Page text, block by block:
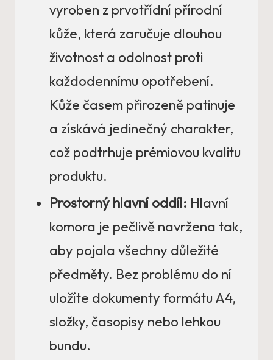
vyroben z prvotřídní přírodní
kůže, která zaručuje dlouhou
životnost a odolnost proti
každodennímu opotřebení.
Kůže časem přirozeně patinuje
a získává jedinečný charakter,
což podtrhuje prémiovou kvalitu
produktu.
Prostorný hlavní oddíl: Hlavní
komora je pečlivě navržena tak,
aby pojala všechny důležité
předměty. Bez problému do ní
uložíte dokumenty formátu A4,
složky, časopisy nebo lehkou
bundu.